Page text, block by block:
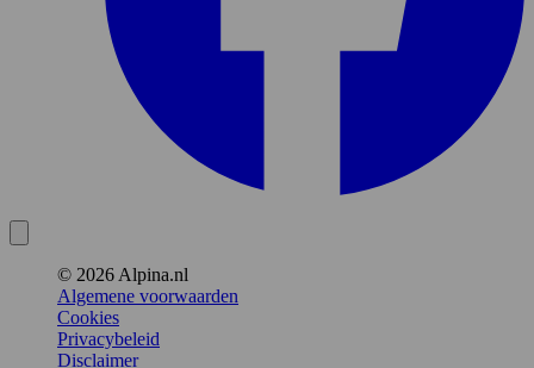
© 2026 Alpina.nl
Algemene voorwaarden
Cookies
Privacybeleid
Disclaimer